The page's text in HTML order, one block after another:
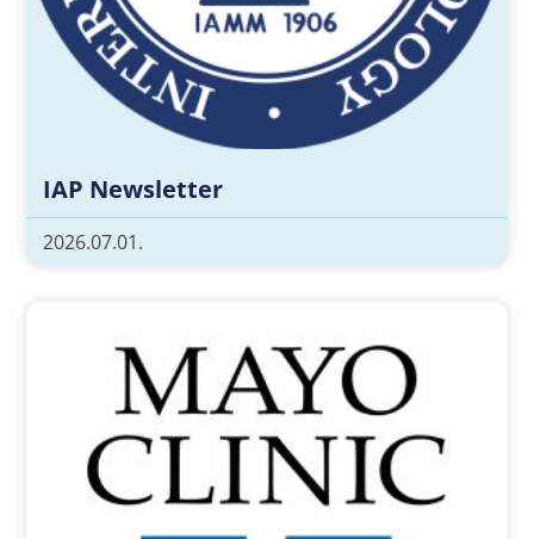
IAP Newsletter
2026.07.01.